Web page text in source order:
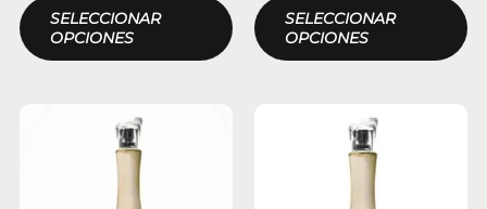
SELECCIONAR
OPCIONES
SELECCIONAR
OPCIONES